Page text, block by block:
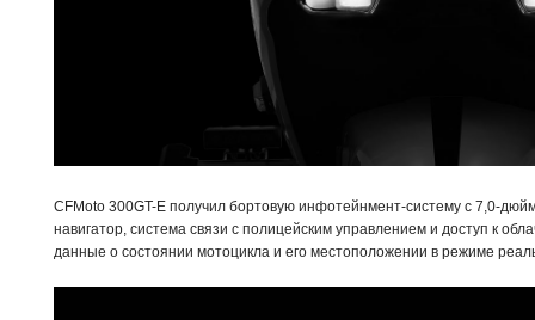
CFMoto 300GT-E получил бортовую инфотейнмент-систему с 7,0-
навигатор, система связи с полицейским управлением и доступ к
данные о состоянии мотоцикла и его местоположении в режиме